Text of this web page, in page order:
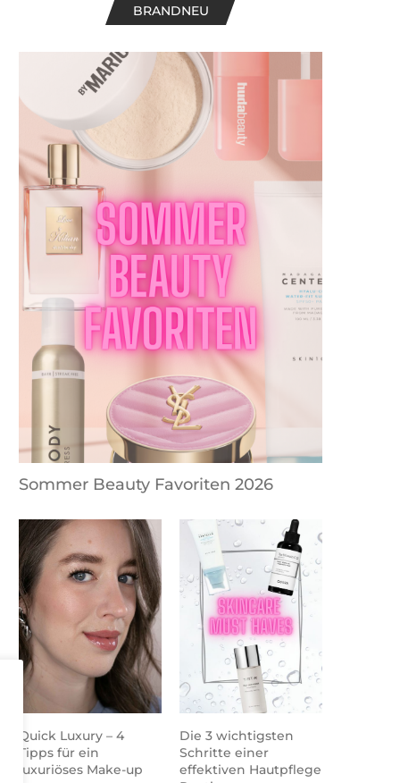
BRANDNEU
Sommer Beauty Favoriten 2026
Quick Luxury – 4
Tipps für ein
luxuriöses Make-up
Die 3 wichtigsten
Schritte einer
effektiven Hautpflege